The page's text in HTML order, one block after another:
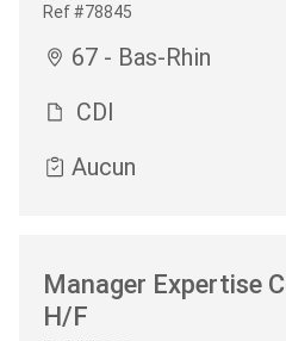
Ref #78845
67 - Bas-Rhin
CDI
Aucun
Manager Expertise
H/F